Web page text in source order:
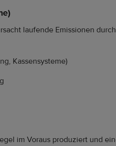
laufende Emissionen
Kassensysteme)
im Voraus produziert und